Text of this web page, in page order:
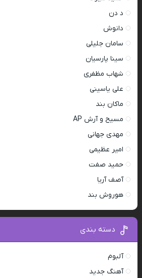
د دن
دانوش
سامان جلیلی
سینا پارسیان
شهاب مظفری
علی یاسینی
ماکان بند
مسیح و آرش AP
مهدی جهانی
امیر عظیمی
حمید صفت
آصف آریا
هوروش بند
دسته بندی
آلبوم
آهنگ جدید